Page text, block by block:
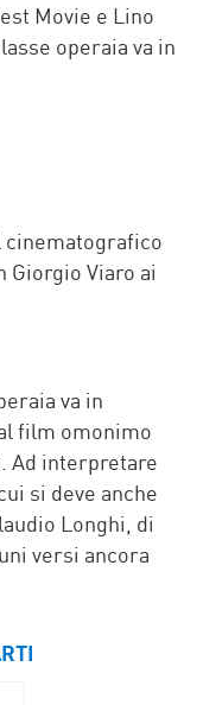
Movie e Lino
operaia va in
cinematografico
Giorgio Viaro ai
va in
film omonimo
Ad interpretare
si deve anche
Longhi, di
versi ancora